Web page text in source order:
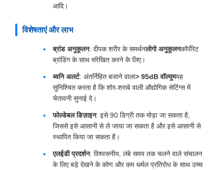
आदि।
विशेषताएं और लाभ
ब्रांड अनुकूलन: दीपक शरीर के समर्थनलोगो अनुकूलनकॉर्पोरेट
ब्रांडिंग के साथ संरेखित करने के लिए।
ध्वनि अलर्ट: अंतर्निहित बजाने वाला> 95dB वॉल्यूमयह
सुनिश्चित करता है कि शोर-शराबे वाली औद्योगिक सेटिंग्स में
चेतावनी सुनाई दे।
फोल्डेबल डिज़ाइन: इसे 90 डिग्री तक मोड़ा जा सकता है,
जिससे इसे आसानी से ले जाया जा सकता है और इसे आसानी से
स्थापित किया जा सकता है।
एलईडी प्रदर्शन: विश्वसनीय, लंबे समय तक चलने वाले संचालन
के लिए बड़े देखने के कोण और कम थर्मल प्रतिरोध के साथ उच्च